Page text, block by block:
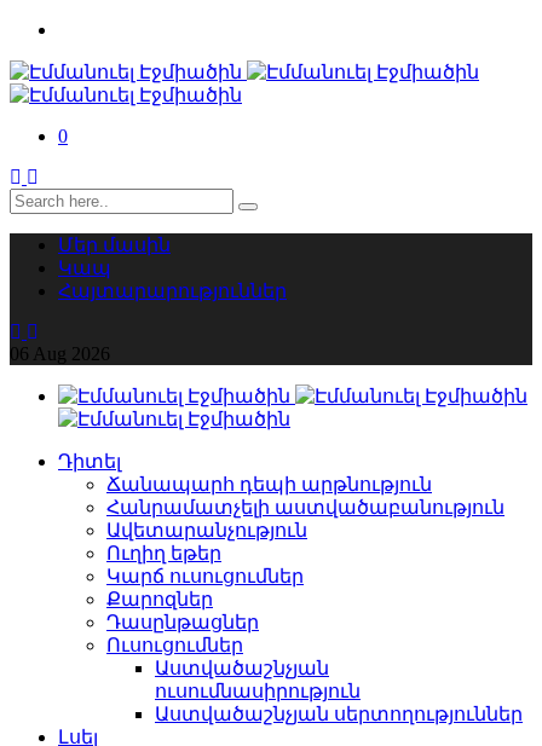
0
Մեր մասին
Կապ
Հայտարարություններ
06 Aug 2026
Դիտել
Ճանապարհ դեպի արթնություն
Հանրամատչելի աստվածաբանություն
Ավետարանչություն
Ուղիղ եթեր
Կարճ ուսուցումներ
Քարոզներ
Դասընթացներ
Ուսուցումներ
Աստվածաշնչյան
ուսումնասիրություն
Աստվածաշնչյան սերտողություններ
Լսել